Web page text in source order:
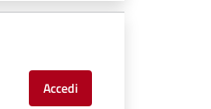
Accedi